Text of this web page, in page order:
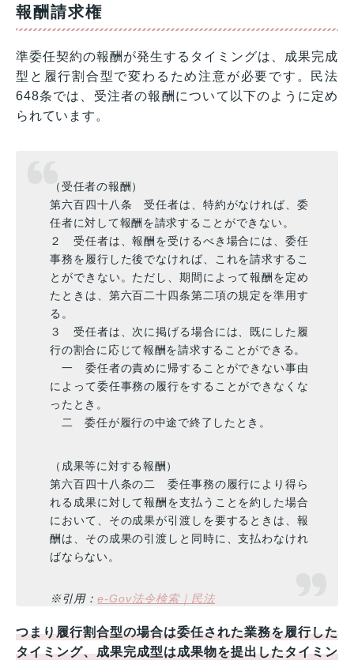
報酬請求権
準委任契約の報酬が発生するタイミングは、成果完成
型と履行割合型で変わるため注意が必要です。民法
648条では、受注者の報酬について以下のように定め
られています。
（受任者の報酬）
第六百四十八条 受任者は、特約がなければ、委
任者に対して報酬を請求することができない。
２ 受任者は、報酬を受けるべき場合には、委任
事務を履行した後でなければ、これを請求するこ
とができない。ただし、期間によって報酬を定め
たときは、第六百二十四条第二項の規定を準用す
る。
３ 受任者は、次に掲げる場合には、既にした履
行の割合に応じて報酬を請求することができる。
一 委任者の責めに帰することができない事由
によって委任事務の履行をすることができなくな
ったとき。
二 委任が履行の中途で終了したとき。
（成果等に対する報酬）
第六百四十八条の二 委任事務の履行により得ら
れる成果に対して報酬を支払うことを約した場合
において、その成果が引渡しを要するときは、報
酬は、その成果の引渡しと同時に、支払わなけれ
ばならない。
※引用：e-Gov法令検索｜民法
つまり履行割合型の場合は委任された業務を履行した
タイミング、成果完成型は成果物を提出したタイミン